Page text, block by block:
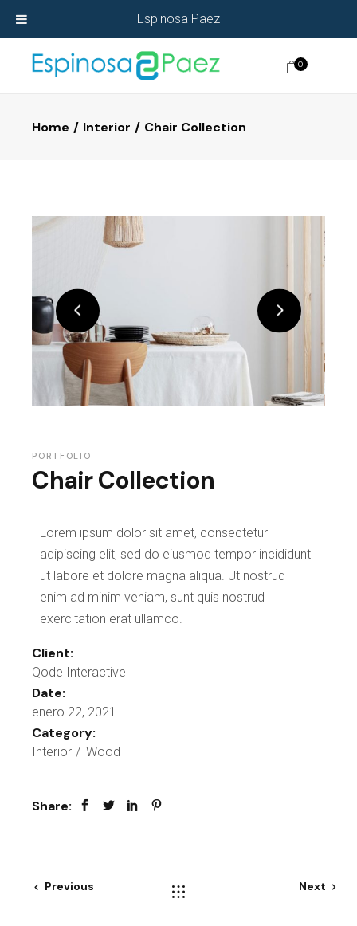
Espinosa Paez
0
Home Interior Chair Collection
PORTFOLIO
Chair Collection
Lorem ipsum dolor sit amet, consectetur
adipiscing elit, sed do eiusmod tempor incididunt
ut labore et dolore magna aliqua. Ut nostrud
enim ad minim veniam, sunt quis nostrud
exercitation erat ullamco.
Client:
Qode Interactive
Date:
enero 22, 2021
Category:
Interior Wood
Share:
Previous Next